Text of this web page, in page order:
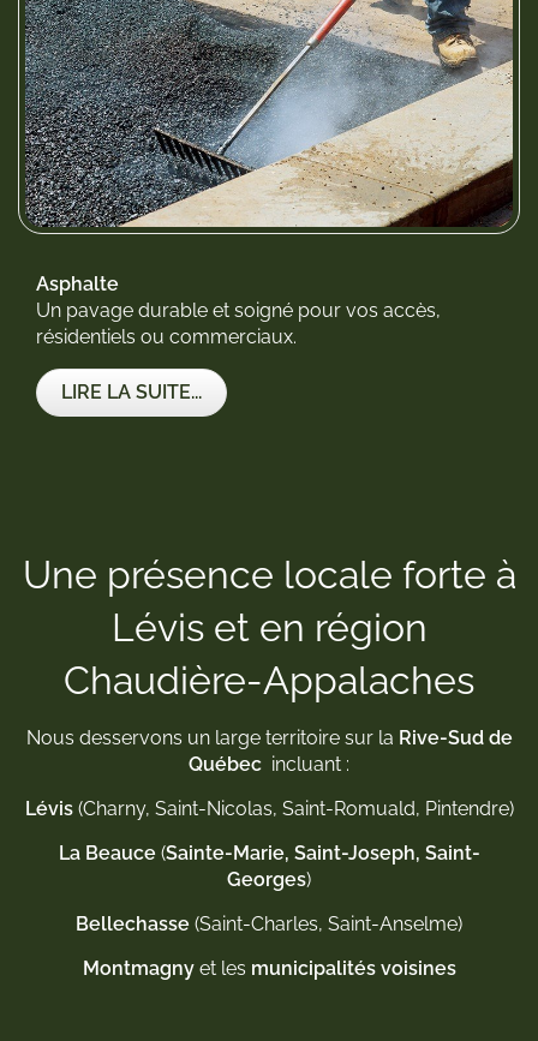
Asphalte
Un pavage durable et soigné pour vos accès,
résidentiels ou commerciaux.
LIRE LA SUITE...
Une présence locale forte à
Lévis et en région
Chaudière-Appalaches
Nous desservons un large territoire sur la Rive-Sud de
Québec incluant :
Lévis(Charny, Saint-Nicolas, Saint-Romuald, Pintendre)
La Beauce(Sainte-Marie, Saint-Joseph, Saint-
Georges)
Bellechasse (Saint-Charles, Saint-Anselme)
Montmagnyet les municipalités voisines